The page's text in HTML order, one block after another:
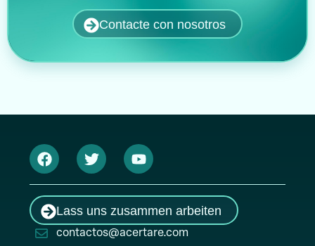
Contacte con nosotros
Lass uns zusammen arbeiten
contactos@acertare.com